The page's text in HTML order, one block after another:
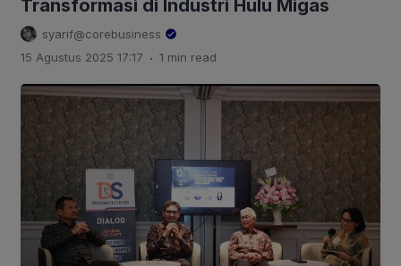
Transformasi di Industri Hulu Migas
syarif@corebusiness
15 Agustus 2025 17:17 . 1 min read